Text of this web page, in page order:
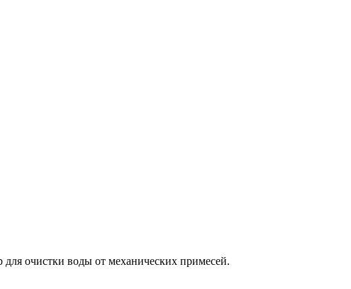
очистки воды от механических примесей.